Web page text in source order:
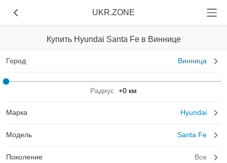
UKR.ZONE
Купить Hyundai Santa Fe в Виннице
Город Винница
Радиус +0 км
Марка Hyundai
Модель Santa Fe
Поколение Все